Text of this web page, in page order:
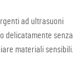
ad ultrasuoni
delicatamente senza
materiali sensibili.